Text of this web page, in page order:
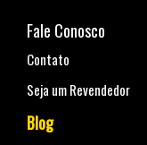
Fale Conosco
Contato
Seja um Revendedor
Blog